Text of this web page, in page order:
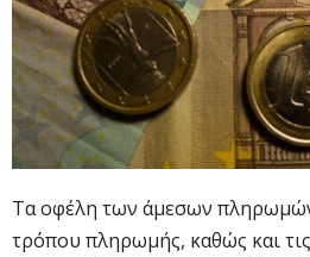
Τα οφέλη των άμεσων
τρόπου πληρωμής, καθώς και